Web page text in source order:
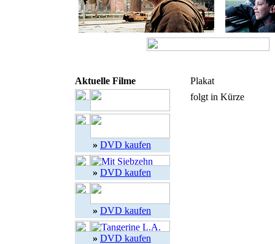
Aktuelle Filme
» DVD kaufen
» DVD kaufen
» DVD kaufen
» DVD kaufen
Plakat
folgt in Kürze